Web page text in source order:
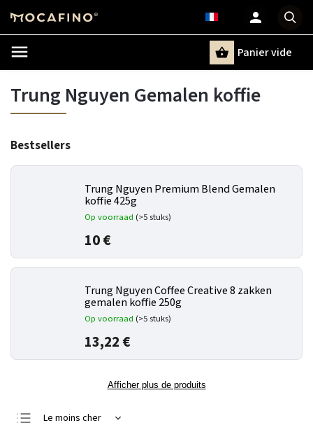
Panier vide
Trung Nguyen Gemalen koffie
Bestsellers
Trung Nguyen Premium Blend Gemalen
koffie 425g
Op voorraad (>5 stuks)
10 €
Trung Nguyen Coffee Creative 8 zakken
gemalen koffie 250g
Op voorraad (>5 stuks)
13,22 €
Afficher plus de produits
Le moins cher